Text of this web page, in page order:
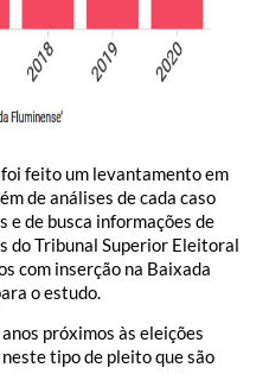
feito um levantamento em
de análises de cada caso
e de busca informações de
do Tribunal Superior Eleitoral
com inserção na Baixada
o estudo.
próximos às eleições
tipo de pleito que são